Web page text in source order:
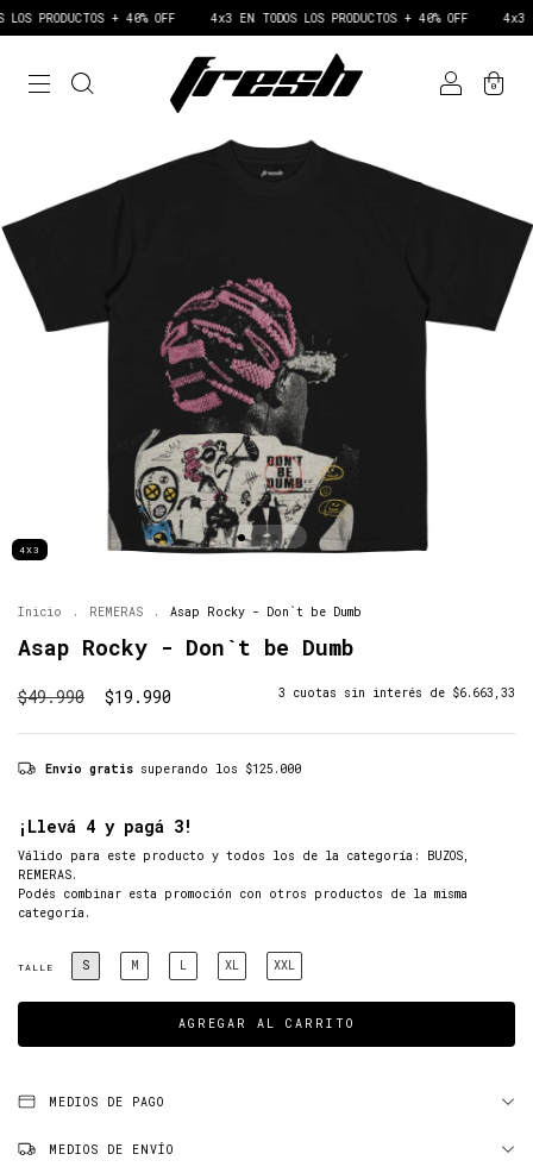
+ 40% OFF 4x3 EN TODOS LOS PRODUCTOS + 40% OFF 4x3 EN
0
4X3
Inicio . REMERAS . Asap Rocky - Don`t be Dumb
Asap Rocky - Don`t be Dumb
$49.990 $19.990 3 cuotas sin interés de $6.663,33
Envío gratis superando los $125.000
¡Llevá 4 y pagá 3!
Válido para este producto y todos los de la categoría: BUZOS,
REMERAS.
Podés combinar esta promoción con otros productos de la misma
categoría.
TALLE S M L XL XXL
MEDIOS DE PAGO
MEDIOS DE ENVÍO